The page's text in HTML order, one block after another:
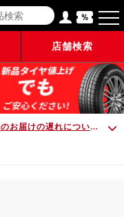
店舗検索
令和8年熊本地震の影響による商品のお届けの遅れについて （7月30日 10:00時点）